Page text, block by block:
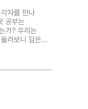
자를 만나
공부는
가? 우리는
러보니 답은